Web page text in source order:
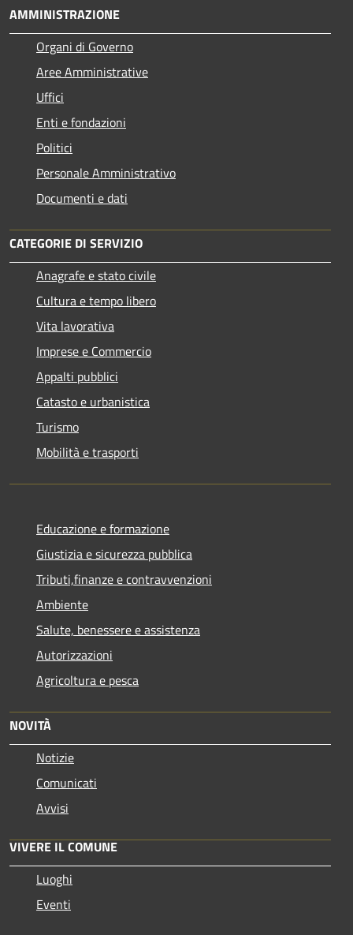
AMMINISTRAZIONE
Organi di Governo
Aree Amministrative
Uffici
Enti e fondazioni
Politici
Personale Amministrativo
Documenti e dati
CATEGORIE DI SERVIZIO
Anagrafe e stato civile
Cultura e tempo libero
Vita lavorativa
Imprese e Commercio
Appalti pubblici
Catasto e urbanistica
Turismo
Mobilità e trasporti
Educazione e formazione
Giustizia e sicurezza pubblica
Tributi,finanze e contravvenzioni
Ambiente
Salute, benessere e assistenza
Autorizzazioni
Agricoltura e pesca
NOVITÀ
Notizie
Comunicati
Avvisi
VIVERE IL COMUNE
Luoghi
Eventi